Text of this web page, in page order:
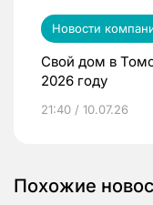
Новости
Свой дом в
2026 году
21:40 / 10.07.26
Похожие